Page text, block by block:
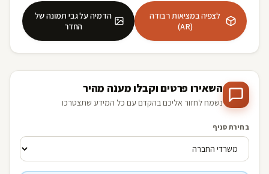
לצפיה במציאות רבודה
(AR)
הדמיה על גבי תמונה של
החדר
השאירו פרטים וקבלו מענה מהיר
נשמח לחזור אליכם בהקדם עם כל המידע שתצטרכו
בחירת סניף